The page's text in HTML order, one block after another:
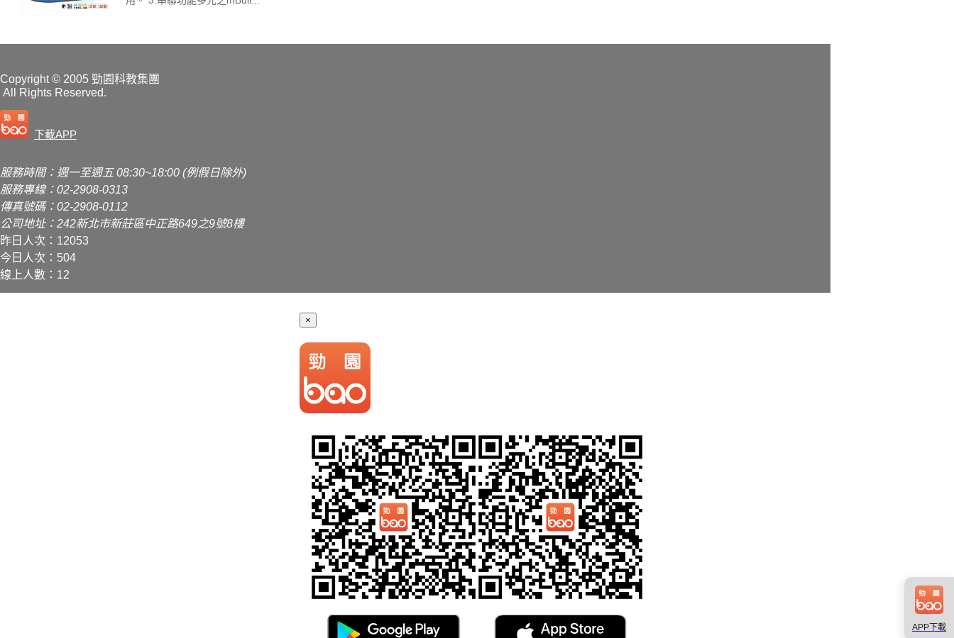
Copyright© 2005 勁園科教集團
All Rights Reserved.
下載APP
服務時間：週一至週五 08:30~18:00 (例假日除外)
服務專線：02-2908-0313
傳真號碼：02-2908-0112
公司地址：242新北市新莊區中正路649之9號8樓
昨日人次：12053
今日人次：504
線上人數：12
×
APP下載